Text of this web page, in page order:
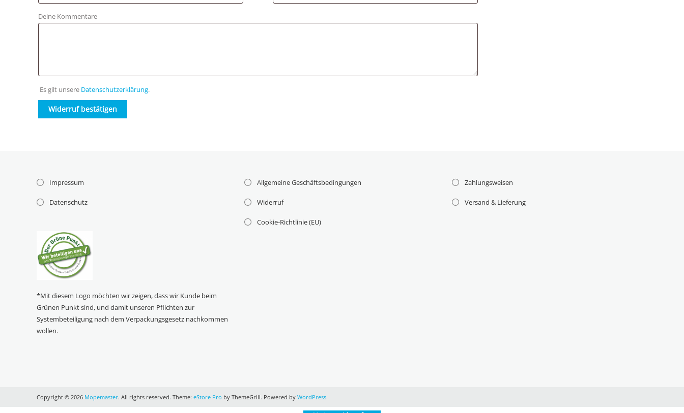
Deine Kommentare
Es gilt unsere Datenschutzerklärung.
Widerruf bestätigen
Impressum
Datenschutz
*Mit diesem Logo möchten wir zeigen, dass wir Kunde beim
Grünen Punkt sind, und damit unseren Pflichten zur
Systembeteiligung nach dem Verpackungsgesetz nachkommen
wollen.
Allgemeine Geschäftsbedingungen
Widerruf
Cookie-Richtlinie (EU)
Zahlungsweisen
Versand & Lieferung
Copyright © 2026 Mopemaster. All rights reserved. Theme: eStore Pro by ThemeGrill. Powered by WordPress.